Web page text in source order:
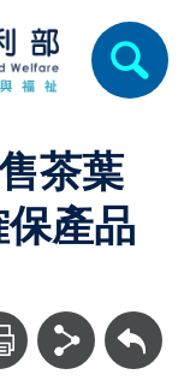
茶葉
產品
回上一頁